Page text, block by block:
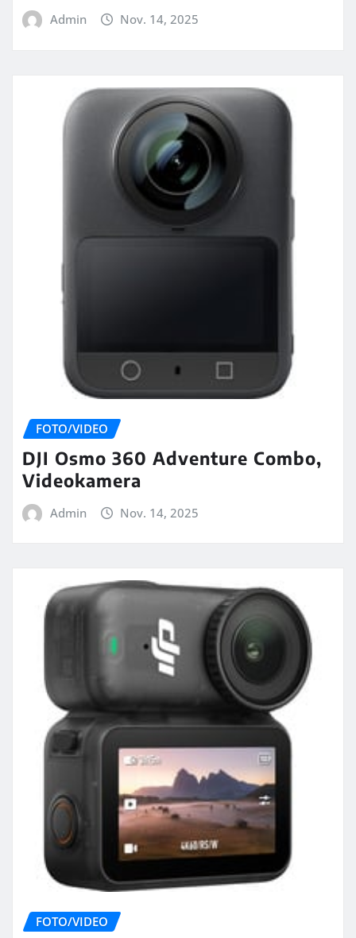
Admin Nov. 14, 2025
FOTO/VIDEO
DJI Osmo 360 Adventure Combo,
Videokamera
Admin Nov. 14, 2025
FOTO/VIDEO